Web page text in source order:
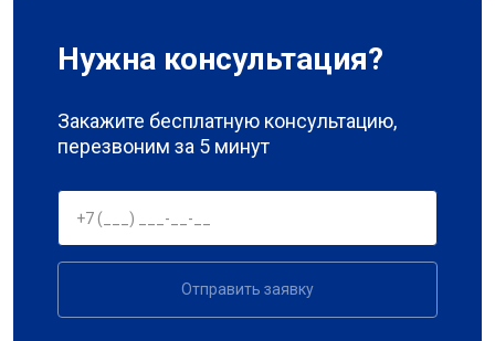
Нужна консультация?
Закажите бесплатную консультацию,
перезвоним за 5 минут
Отправить заявку